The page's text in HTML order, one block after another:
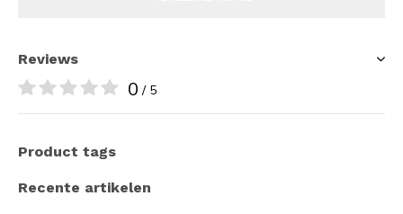
Reviews
0 / 5
Product tags
Recente artikelen